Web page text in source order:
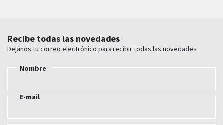
Recibe todas las novedades
Dejános tu correo electrónico para recibir todas las novedades
Nombre
E-mail